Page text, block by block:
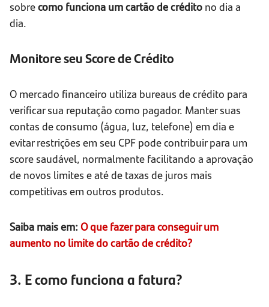
sobrecomo funciona um cartão de crédito no dia a
dia.
Monitore seu Score de Crédito
O mercado financeiro utiliza bureaus de crédito para
verificar sua reputação como pagador. Manter suas
contas de consumo (água, luz, telefone) em dia e
evitar restrições em seu CPF pode contribuir para um
score saudável, normalmente facilitando a aprovação
de novos limites e até de taxas de juros mais
competitivas em outros produtos.
Saiba mais em: O que fazer para conseguir um
aumento no limite do cartão de crédito?
3. E como funciona a fatura?